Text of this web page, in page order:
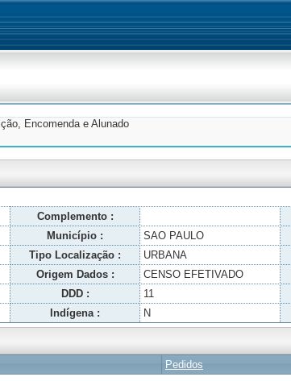
Encomenda e Alunado
Complemento :
Município : SAO PAULO
Tipo Localização : URBANA
Origem Dados : CENSO EFETIVADO
DDD : 11
Indígena : N
Pedidos